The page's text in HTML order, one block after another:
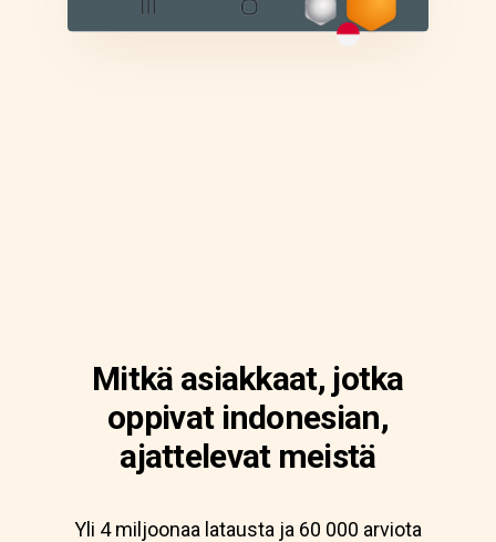
Mitkä asiakkaat, jotka
oppivat indonesian,
ajattelevat meistä
Yli 4 miljoonaa latausta ja 60 000 arviota